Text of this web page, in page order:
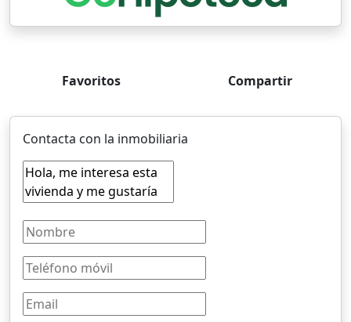
Favoritos Compartir
Contacta con la inmobiliaria